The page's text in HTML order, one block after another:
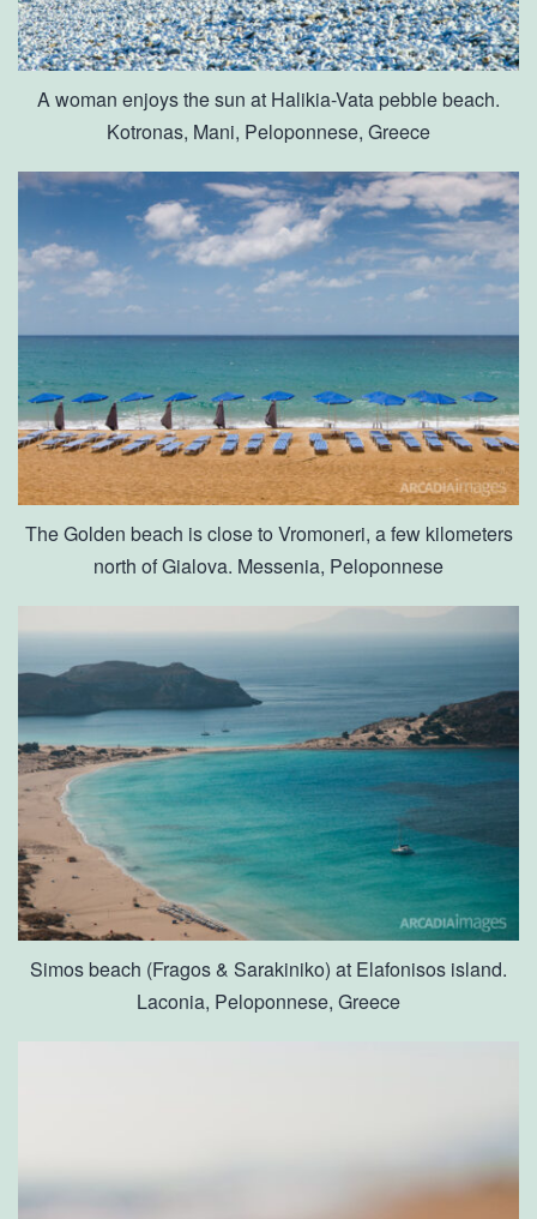
A woman enjoys the sun at Halikia-Vata pebble beach.
Kotronas, Mani, Peloponnese, Greece
The Golden beach is close to Vromoneri, a few kilometers
north of Gialova. Messenia, Peloponnese
Simos beach (Fragos & Sarakiniko) at Elafonisos island.
Laconia, Peloponnese, Greece